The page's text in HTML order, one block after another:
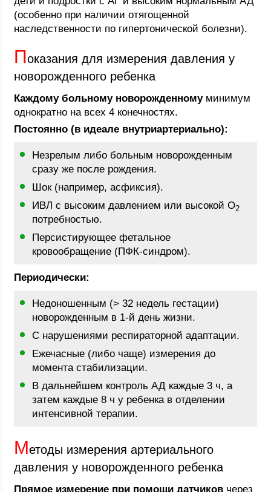
(особенно при наличии отягощенной
наследственности по гипертонической болезни).
Показания для измерения давления у
новорожденного ребенка
Каждому больному новорожденномуминимум
однократно на всех 4 конечностях.
Постоянно (в идеале внутриартериально):
Незрелым либо больным новорожденным
сразу же после рождения.
Шок (например, асфиксия).
ИВЛ с высоким давлением или высокой O2
потребностью.
Персистирующее фетальное
кровообращение (ПФК-синдром).
Периодически:
Недоношенным (> 32 недель гестации)
новорожденным в 1-й день жизни.
С нарушениями респираторной адаптации.
Ежечасные (либо чаще) измерения до
момента стабилизации.
В дальнейшем контроль АД каждые 3 ч, а
затем каждые 8 ч у ребенка в отделении
интенсивной терапии.
Методы измерения артериального
давления у новорожденного ребенка
Прямое измерение при помощи датчиков через